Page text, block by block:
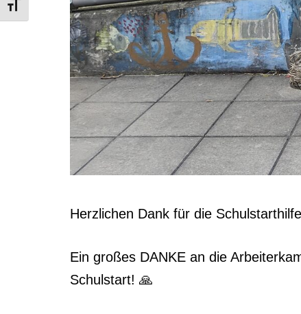
SCHRIFT VERGRÖSSERN
Herzlichen Dank für die
Ein großes DANKE an die
Schulstart! 🙏